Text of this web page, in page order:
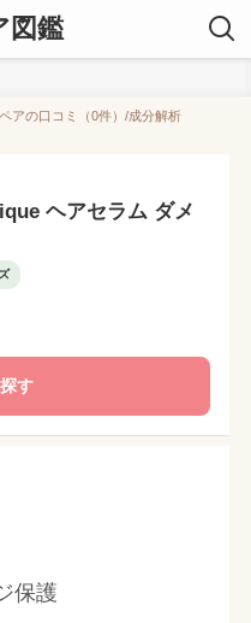
図鑑
アの口コミ（0件）/成分解析
ヘアセラム ダメ
す
保護